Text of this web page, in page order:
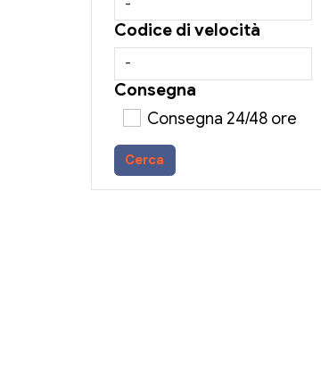
Codice di velocità
Consegna
Consegna 24/48 ore
Cerca